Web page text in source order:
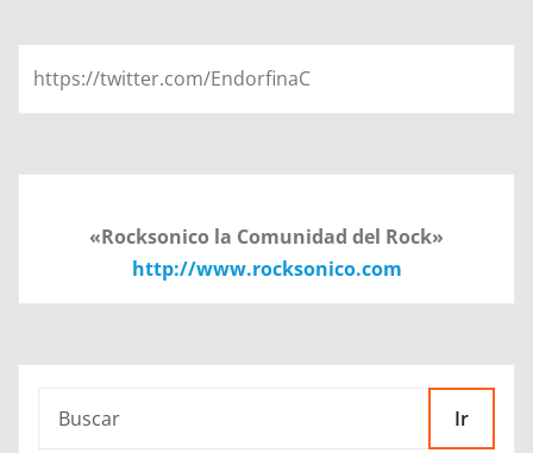
https://twitter.com/EndorfinaC
«Rocksonico la Comunidad del Rock»
http://www.rocksonico.com
Ir